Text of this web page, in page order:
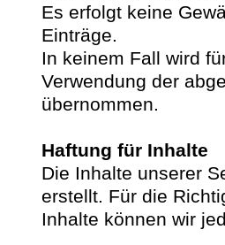
Es erfolgt keine
Einträge.
In keinem Fall wird
Verwendung der
übernommen.
Haftung für Inhalte
Die Inhalte unserer
erstellt. Für die
Inhalte können wir